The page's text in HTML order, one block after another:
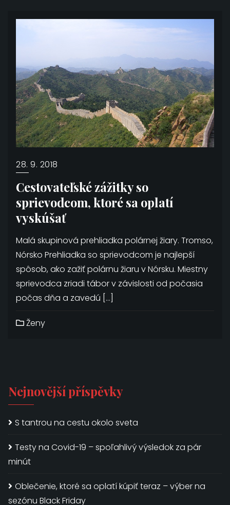
28. 9. 2018
Cestovateľské zážitky so
sprievodcom, ktoré sa oplatí
vyskúšať
Malá skupinová prehliadka polárnej žiary. Tromso,
Nórsko Prehliadka so sprievodcom je najlepší
spôsob, ako zažiť polárnu žiaru v Nórsku. Miestny
sprievodca zriadi tábor v závislosti od počasia
počas dňa a zavedú […]
Ženy
Nejnovější příspěvky
S tantrou na cestu okolo sveta
Testy na Covid-19 – spoľahlivý výsledok za pár
minút
Oblečenie, ktoré sa oplatí kúpiť teraz – výber na
sezónu Black Friday